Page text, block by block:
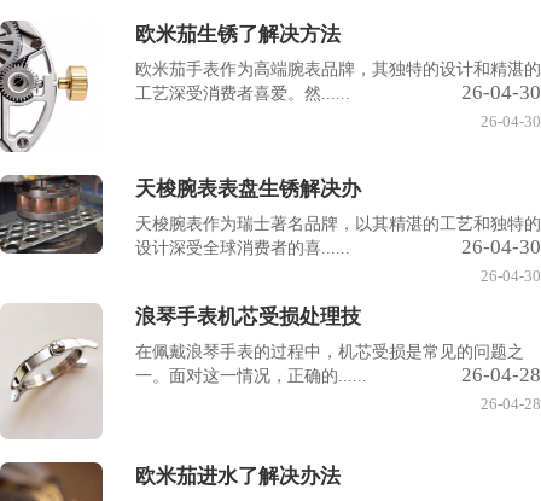
欧米茄生锈了解决方法
欧米茄手表作为高端腕表品牌，其独特的设计和精湛的
工艺深受消费者喜爱。然......
26-04-30
26-04-30
天梭腕表表盘生锈解决办
天梭腕表作为瑞士著名品牌，以其精湛的工艺和独特的
设计深受全球消费者的喜......
26-04-30
26-04-30
浪琴手表机芯受损处理技
在佩戴浪琴手表的过程中，机芯受损是常见的问题之
一。面对这一情况，正确的......
26-04-28
26-04-28
欧米茄进水了解决办法